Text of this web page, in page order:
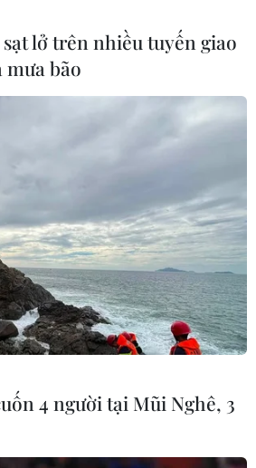
hồi Đại sứ tại Pakistan
bắt cóc
cho biết Alikhil, con gái của
Pakistan, đang trên đường về nhà
cô này đã được trả tự do và được
lở trên nhiều tuyến giao
bão
4 người tại Mũi Nghê, 3